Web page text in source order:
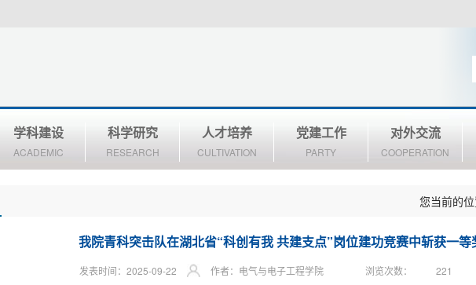
学科建设
ACADEMIC
科学研究
RESEARCH
人才培养
CULTIVATION
党建工作
PARTY
对外交流
COOPERATION
您当前的位
我院青科突击队在湖北省“科创有我 共建支点”岗位建功竞赛中斩获一等
发表时间：2025-09-22 作者：电气与电子工程学院 浏览次数： 221